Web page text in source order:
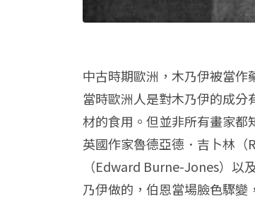
中古時期歐洲，木乃伊被當
當時歐洲人是對木乃伊的成
材的食用。但並非所有畫家都
英國作家魯德亞德．吉卜林
（Edward Burne-Jones）以
乃伊做的，伯恩當場臉色驟